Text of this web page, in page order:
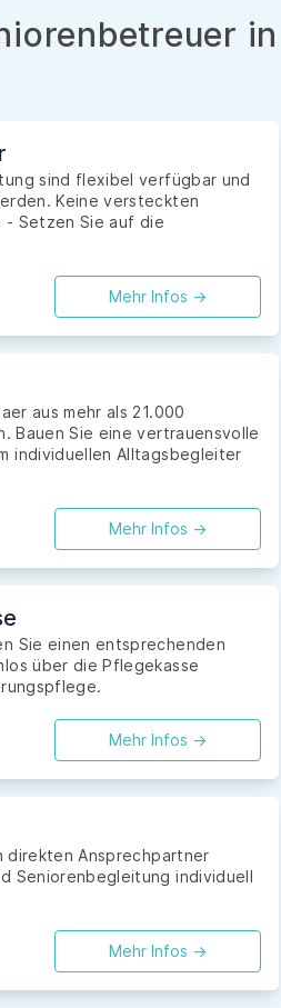
in
sind flexibel verfügbar und
Keine versteckten
Setzen Sie auf die
Mehr Infos ->
aus mehr als 21.000
Bauen Sie eine vertrauensvolle
individuellen Alltagsbegleiter
Mehr Infos ->
Sie einen entsprechenden
über die Pflegekasse
Mehr Infos ->
direkten Ansprechpartner
Seniorenbegleitung individuell
Mehr Infos ->